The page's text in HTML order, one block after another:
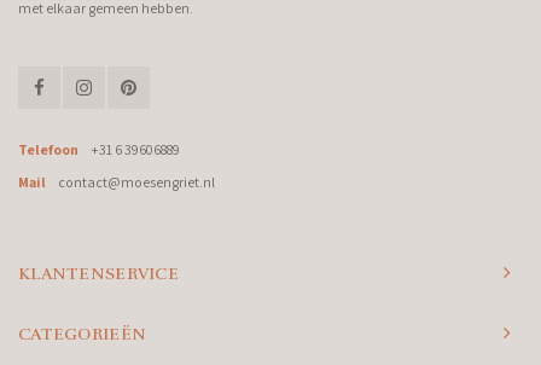
met elkaar gemeen hebben.
Telefoon
+31 6 39606889
Mail
contact@moesengriet.nl
KLANTENSERVICE
CATEGORIEËN